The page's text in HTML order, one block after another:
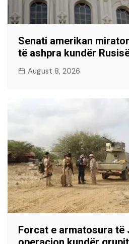
Senati amerikan
të ashpra kundër
August 8, 2026
Forcat e armatosura të